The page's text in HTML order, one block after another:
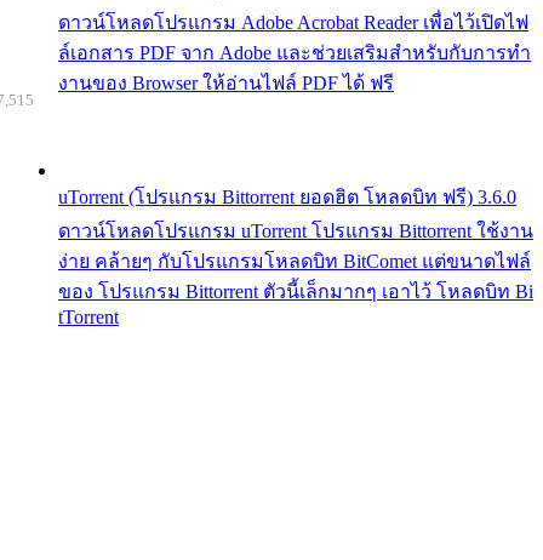
ดาวน์โหลดโปรแกรม Adobe Acrobat Reader เพื่อไว้เปิดไฟ
ล์เอกสาร PDF จาก Adobe และช่วยเสริมสำหรับกับการทำ
งานของ Browser ให้อ่านไฟล์ PDF ได้ ฟรี
uTorrent (โปรแกรม Bittorrent ยอดฮิต โหลดบิท ฟรี) 3.6.0
ดาวน์โหลดโปรแกรม uTorrent โปรแกรม Bittorrent ใช้งาน
ง่าย คล้ายๆ กับโปรแกรมโหลดบิท BitComet แต่ขนาดไฟล์
ของ โปรแกรม Bittorrent ตัวนี้เล็กมากๆ เอาไว้ โหลดบิท Bi
tTorrent